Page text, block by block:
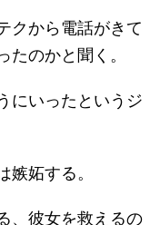
クから電話がきて
のかと聞く。
にいったというジ
妬する。
、彼女を救えるの